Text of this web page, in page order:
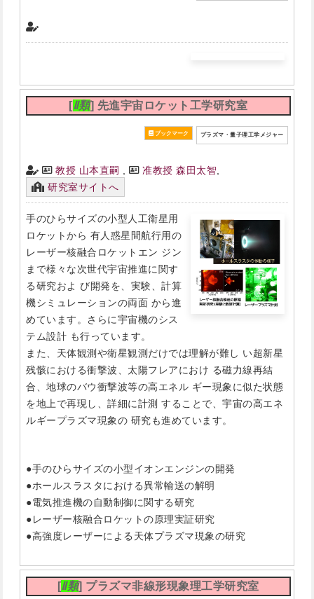
[Ⅱ類] 先進宇宙ロケット工学研究室
プラズマ・量子理工学メジャー
教授 山本直嗣 , 准教授 森田太智
研究室サイトへ
手のひらサイズの小型人工衛星用
ロケットから 有人惑星間航行用の
レーザー核融合ロケットエン ジン
まで様々な次世代宇宙推進に関す
る研究およ び開発を、実験、計算
機シミュレーションの両面 から進
めています。さらに宇宙機のシス
テム設計 も行っています。
また、天体観測や衛星観測だけでは理解が難し い超新星
残骸における衝撃波、太陽フレアにおけ る磁力線再結
合、地球のバウ衝撃波等の高エネル ギー現象に似た状態
を地上で再現し、詳細に計測 することで、宇宙の高エネ
ルギープラズマ現象の 研究も進めています。
●手のひらサイズの小型イオンエンジンの開発
●ホールスラスタにおける異常輸送の解明
●電気推進機の自動制御に関する研究
●レーザー核融合ロケットの原理実証研究
●高強度レーザーによる天体プラズマ現象の研究
[Ⅱ類] プラズマ非線形現象理工学研究室